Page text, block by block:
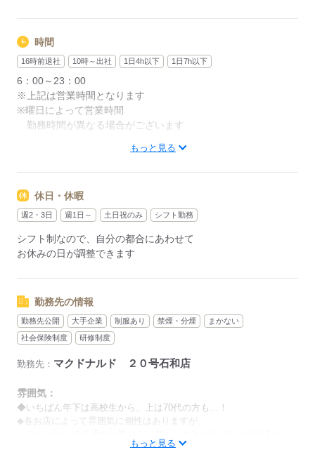
時間
16時前退社 10時～出社 1日4h以下 1日7h以下
6：00～23：00
※上記は営業時間となります
※曜日によって営業時間
勤務時間が異なる場合がございます
応募する
もっと見る
休日・休暇
週2・3日 週1日～ 土日祝のみ シフト勤務
シフト制なので、自分の都合にあわせて
お休みの日が調整できます
勤務先の情報
勤務先公開 大手企業 制服あり 禁煙・分煙
まかない
社会保険制度
研修制度
勤務先： マクドナルド ２０号石和店
雰囲気：
◆いちばん年下は高校生から、上は70代の方も…！
◆各お店によって雰囲気に個性はありますが、
もっと見る